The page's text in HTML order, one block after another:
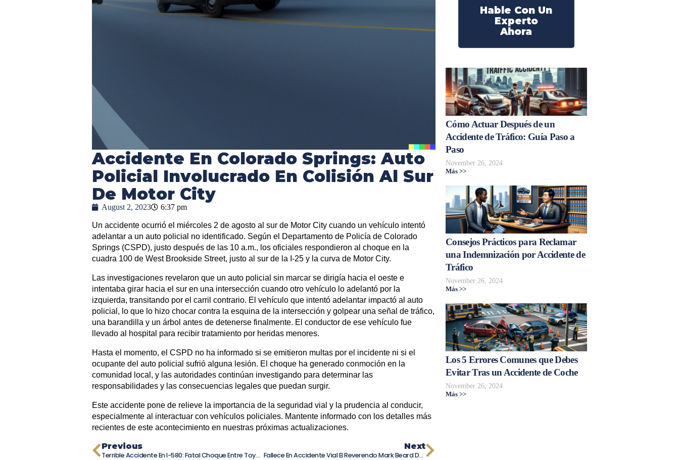
Accidente En Colorado Springs: Auto
Policial Involucrado En Colisión Al Sur
De Motor City
August 2, 2023 6:37 pm
Un accidente ocurrió el miércoles 2 de agosto al sur de Motor City cuando un vehículo intentó
adelantar a un auto policial no identificado. Según el Departamento de Policía de Colorado
Springs (CSPD), justo después de las 10 a.m., los oficiales respondieron al choque en la
cuadra 100 de West Brookside Street, justo al sur de la I-25 y la curva de Motor City.
Las investigaciones revelaron que un auto policial sin marcar se dirigía hacia el oeste e
intentaba girar hacia el sur en una intersección cuando otro vehículo lo adelantó por la
izquierda, transitando por el carril contrario. El vehículo que intentó adelantar impactó al auto
policial, lo que lo hizo chocar contra la esquina de la intersección y golpear una señal de tráfico,
una barandilla y un árbol antes de detenerse finalmente. El conductor de ese vehículo fue
llevado al hospital para recibir tratamiento por heridas menores.
Hasta el momento, el CSPD no ha informado si se emitieron multas por el incidente ni si el
ocupante del auto policial sufrió alguna lesión. El choque ha generado conmoción en la
comunidad local, y las autoridades continúan investigando para determinar las
responsabilidades y las consecuencias legales que puedan surgir.
Este accidente pone de relieve la importancia de la seguridad vial y la prudencia al conducir,
especialmente al interactuar con vehículos policiales. Mantente informado con los detalles más
recientes de este acontecimiento en nuestras próximas actualizaciones.
Previous
Terrible Accidente En I-580: Fatal Choque Entre Toyota Y Tráiler
Next
Fallece En Accidente Vial El Reverendo Mark Beard De La Iglesia Católica De Santa Elena
Hable Con Un
Experto
Ahora
Cómo Actuar Después de un
Accidente de Tráfico: Guía Paso a
Paso
November 26, 2024
Más >>
Consejos Prácticos para Reclamar
una Indemnización por Accidente de
Tráfico
November 26, 2024
Más >>
Los 5 Errores Comunes que Debes
Evitar Tras un Accidente de Coche
November 26, 2024
Más >>